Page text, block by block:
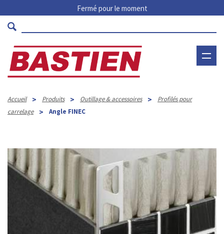
Fermé pour le moment
Accueil > Produits > Outillage & accessoires >
Profilés pour
carrelage
> Angle FINEC